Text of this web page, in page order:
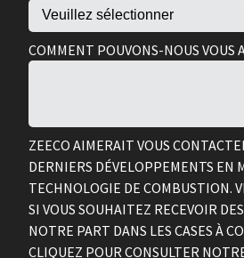
COMMENT POUVONS-NOUS VOUS
ZEECO AIMERAIT VOUS
DERNIERS DÉVELOPPEMENTS EN
TECHNOLOGIE DE COMBUSTION.
SI VOUS SOUHAITEZ RECEVOIR
NOTRE PART DANS LES CASES À
CLIQUEZ POUR CONSULTER